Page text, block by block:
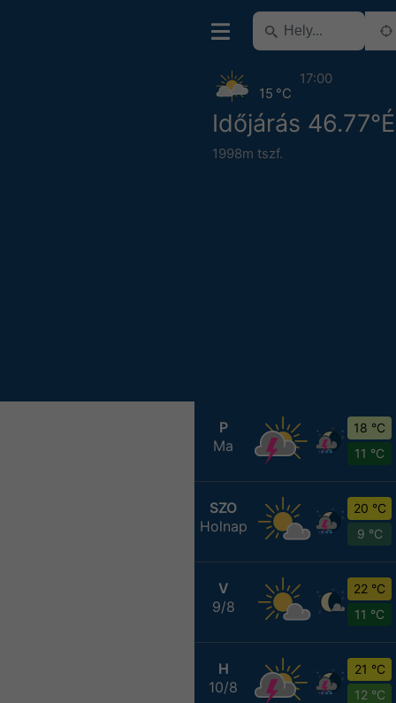
Időjárás
1998m tszf.
15 °C
17:00
P
Ma
18 °C
11 °C
SZO
Holnap
20 °C
9 °C
V
9/8
22 °C
11 °C
H
10/8
21 °C
12 °C